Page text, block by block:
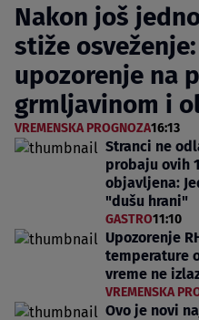
Nakon još
stiže
upozorenje na
grmljavinom i
VREMENSKA PROGNOZA16:13
Stranci ne
probaju ovih
objavljena:
"dušu hrani"
GASTRO11:10
Upozorenje
temperature
vreme ne
VREMENSKA
Ovo je novi